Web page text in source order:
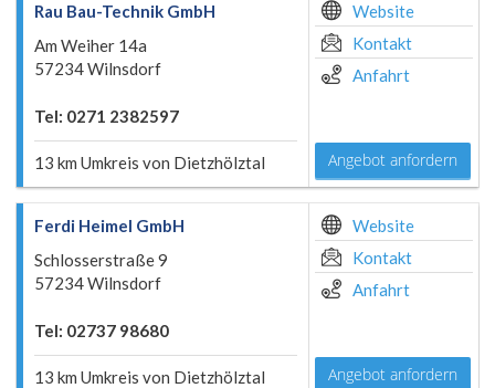
Rau Bau-Technik GmbH
Am Weiher 14a
57234 Wilnsdorf
Tel: 0271 2382597
13 km Umkreis von Dietzhölztal
Website
Kontakt
Anfahrt
Angebot anfordern
Ferdi Heimel GmbH
Schlosserstraße 9
57234 Wilnsdorf
Tel: 02737 98680
13 km Umkreis von Dietzhölztal
Website
Kontakt
Anfahrt
Angebot anfordern